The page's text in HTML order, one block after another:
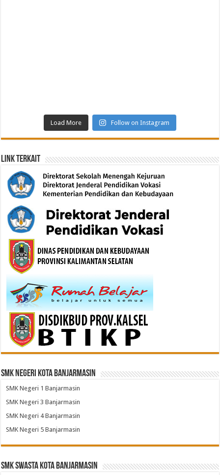
Load More Follow on Instagram
Link Terkait
SMK Negeri Kota Banjarmasin
SMK Negeri 1 Banjarmasin
SMK Negeri 3 Banjarmasin
SMK Negeri 4 Banjarmasin
SMK Negeri 5 Banjarmasin
SMK Swasta Kota Banjarmasin